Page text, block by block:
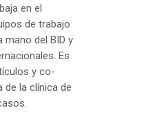
en el
de trabajo
mano del BID y
Es
y co-
de la clínica de